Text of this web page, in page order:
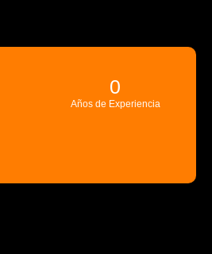
Años de Experiencia
0